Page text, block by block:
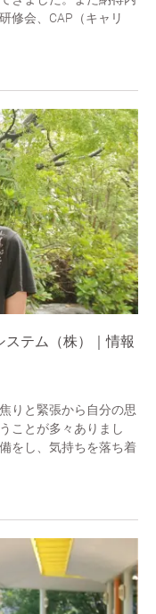
修会、CAP（キャリ
テム（株）｜情報
りと緊張から自分の思
ことが多々ありまし
をし、気持ちを落ち着